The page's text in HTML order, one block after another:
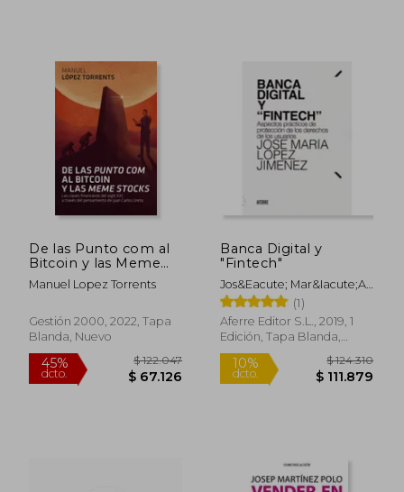
De las Punto com al
Bitcoin y las Meme
Stocks
Manuel Lopez Torrents
Gestión 2000, 2022, Tapa
Blanda, Nuevo
Banca Digital y
"Fintech"
Jos&Eacute; Mar&Iacute;A
L&Oacute;Pez
Jim&Eacute;Nez
(1)
Aferre Editor S.L., 2019, 1
Edición, Tapa Blanda,
Nuevo